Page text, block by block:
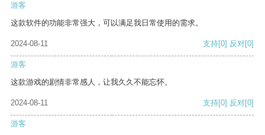
游客
这款软件的功能非常强大，可以满足我日常使用的需求。
2024-08-11 支持[0] 反对[0]
游客
这款游戏的剧情非常感人，让我久久不能忘怀。
2024-08-11 支持[0] 反对[0]
游客